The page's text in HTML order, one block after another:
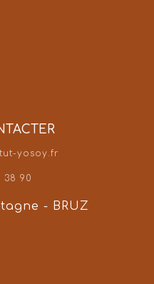
yosoy.fr
38 90
- BRUZ